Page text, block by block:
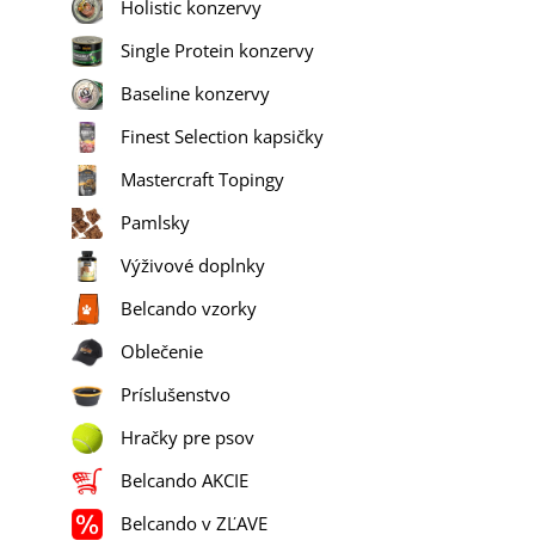
Holistic konzervy
Single Protein konzervy
Baseline konzervy
Finest Selection kapsičky
Mastercraft Topingy
Pamlsky
Výživové doplnky
Belcando vzorky
Oblečenie
Príslušenstvo
Hračky pre psov
Belcando AKCIE
Belcando v ZĽAVE